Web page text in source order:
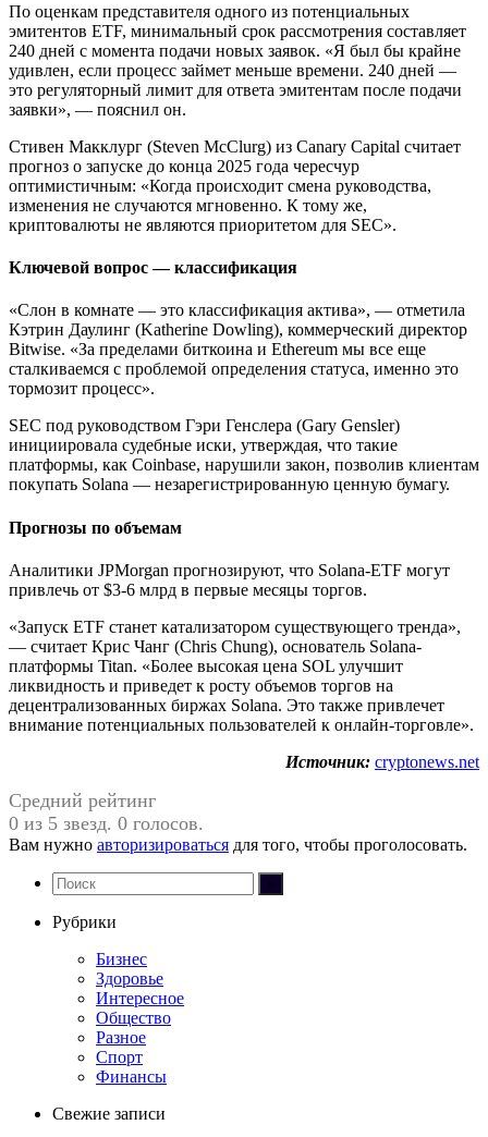
По оценкам представителя одного из потенциальных
эмитентов ETF, минимальный срок рассмотрения составляет
240 дней с момента подачи новых заявок. «Я был бы крайне
удивлен, если процесс займет меньше времени. 240 дней —
это регуляторный лимит для ответа эмитентам после подачи
заявки», — пояснил он.
Стивен Макклург (Steven McClurg) из Canary Capital считает
прогноз о запуске до конца 2025 года чересчур
оптимистичным: «Когда происходит смена руководства,
изменения не случаются мгновенно. К тому же,
криптовалюты не являются приоритетом для SEC».
Ключевой вопрос — классификация
«Слон в комнате — это классификация актива», — отметила
Кэтрин Даулинг (Katherine Dowling), коммерческий директор
Bitwise. «За пределами биткоина и Ethereum мы все еще
сталкиваемся с проблемой определения статуса, именно это
тормозит процесс».
SEC под руководством Гэри Генслера (Gary Gensler)
инициировала судебные иски, утверждая, что такие
платформы, как Coinbase, нарушили закон, позволив клиентам
покупать Solana — незарегистрированную ценную бумагу.
Прогнозы по объемам
Аналитики JPMorgan прогнозируют, что Solana-ETF могут
привлечь от $3-6 млрд в первые месяцы торгов.
«Запуск ETF станет катализатором существующего тренда»,
— считает Крис Чанг (Chris Chung), основатель Solana-
платформы Titan. «Более высокая цена SOL улучшит
ликвидность и приведет к росту объемов торгов на
децентрализованных биржах Solana. Это также привлечет
внимание потенциальных пользователей к онлайн-торговле».
Источник: cryptonews.net
Средний рейтинг
0 из 5 звезд. 0 голосов.
Вам нужно авторизироваться для того, чтобы проголосовать.
Рубрики
Бизнес
Здоровье
Интересное
Общество
Разное
Спорт
Финансы
Свежие записи